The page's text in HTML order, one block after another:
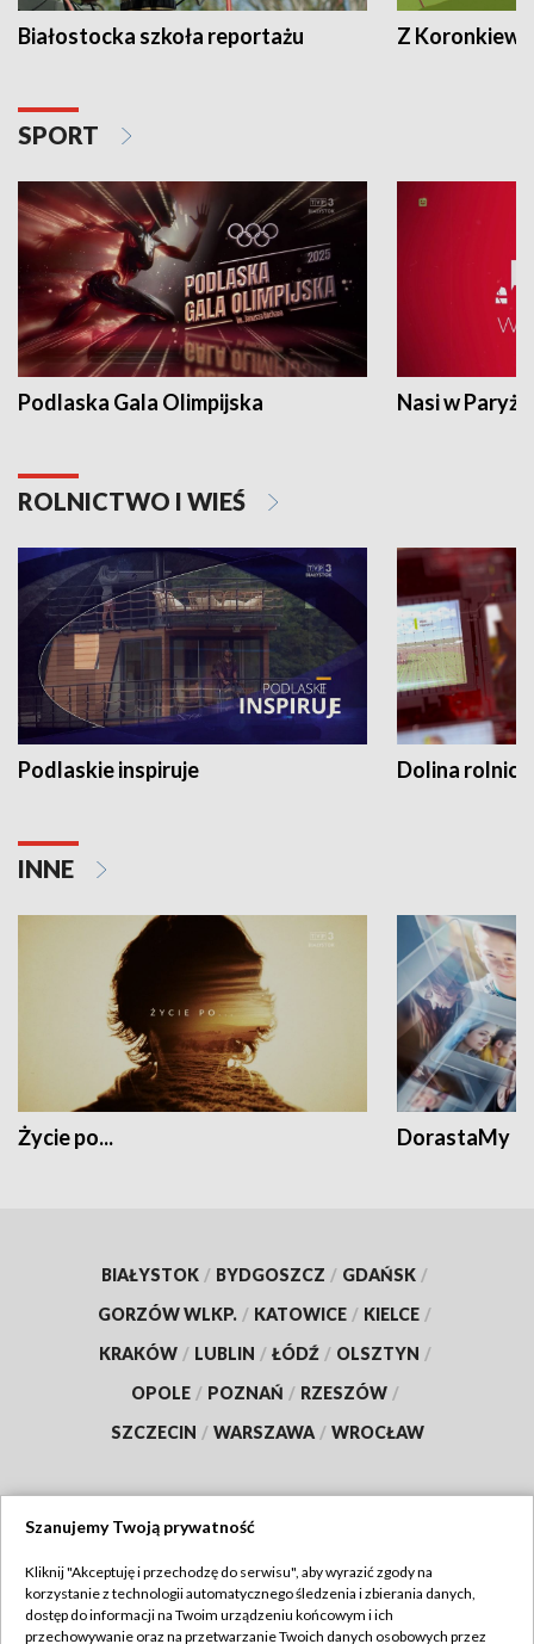
Białostocka szkoła reportażu Z
SPORT
Podlaska Gala Olimpijska Nasi w Paryżu
ROLNICTWO I WIEŚ
Podlaskie inspiruje Dolina
INNE
Życie po... DorastaMy
BIAŁYSTOK / BYDGOSZCZ / GDAŃSK /
GORZÓW WLKP. / KATOWICE / KIELCE /
KRAKÓW / LUBLIN / ŁÓDŹ / OLSZTYN /
OPOLE / POZNAŃ / RZESZÓW /
SZCZECIN / WARSZAWA / WROCŁAW
TVP
Abonament TVP
Szanujemy Twoją prywatność
Kliknij "Akceptuję i przechodzę do serwisu", aby wyrazić zgody na
korzystanie z technologii automatycznego śledzenia i zbierania danych,
dostęp do informacji na Twoim urządzeniu końcowym i ich
przechowywanie oraz na przetwarzanie Twoich danych osobowych przez